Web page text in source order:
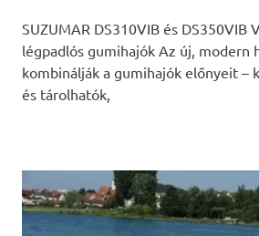
SUZUMAR DS310VIB és DS350VIB
légpadlós gumihajók Az új, modern
kombinálják a gumihajók előnyeit –
és tárolhatók,